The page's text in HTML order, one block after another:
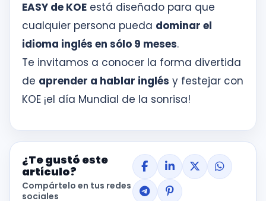
EASY de KOE está diseñado para que
cualquier persona pueda dominar el
idioma inglés en sólo 9 meses.
Te invitamos a conocer la forma divertida
de aprender a hablar inglés y festejar con
KOE ¡el día Mundial de la sonrisa!
¿Te gustó este
artículo?
Compártelo en tus redes
sociales